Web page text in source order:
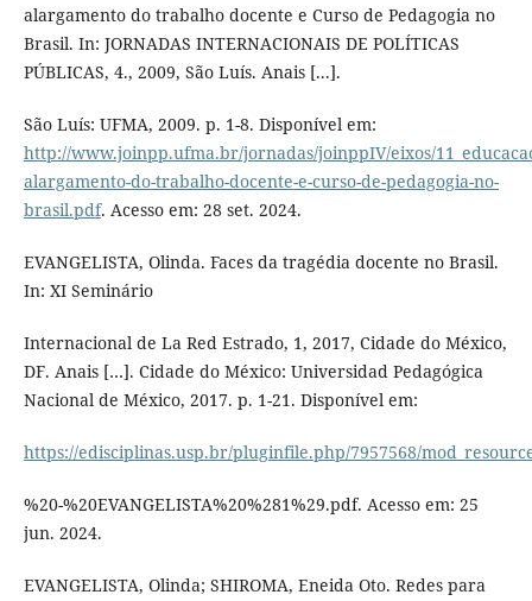
alargamento do trabalho docente e Curso de Pedagogia no
Brasil. In: JORNADAS INTERNACIONAIS DE POLÍTICAS
PÚBLICAS, 4., 2009, São Luís. Anais [...].
São Luís: UFMA, 2009. p. 1-8. Disponível em:
http://www.joinpp.ufma.br/jornadas/joinppIV/eixos/
alargamento-do-trabalho-docente-e-curso-de-pedagogia-no-
brasil.pdf. Acesso em: 28 set. 2024.
EVANGELISTA, Olinda. Faces da tragédia docente no Brasil.
In: XI Seminário
Internacional de La Red Estrado, 1, 2017, Cidade do México,
DF. Anais […]. Cidade do México: Universidad Pedagógica
Nacional de México, 2017. p. 1-21. Disponível em:
https://edisciplinas.usp.br/pluginfile.php/7957568/
%20-%20EVANGELISTA%20%281%29.pdf. Acesso em: 25
jun. 2024.
EVANGELISTA, Olinda; SHIROMA, Eneida Oto. Redes para